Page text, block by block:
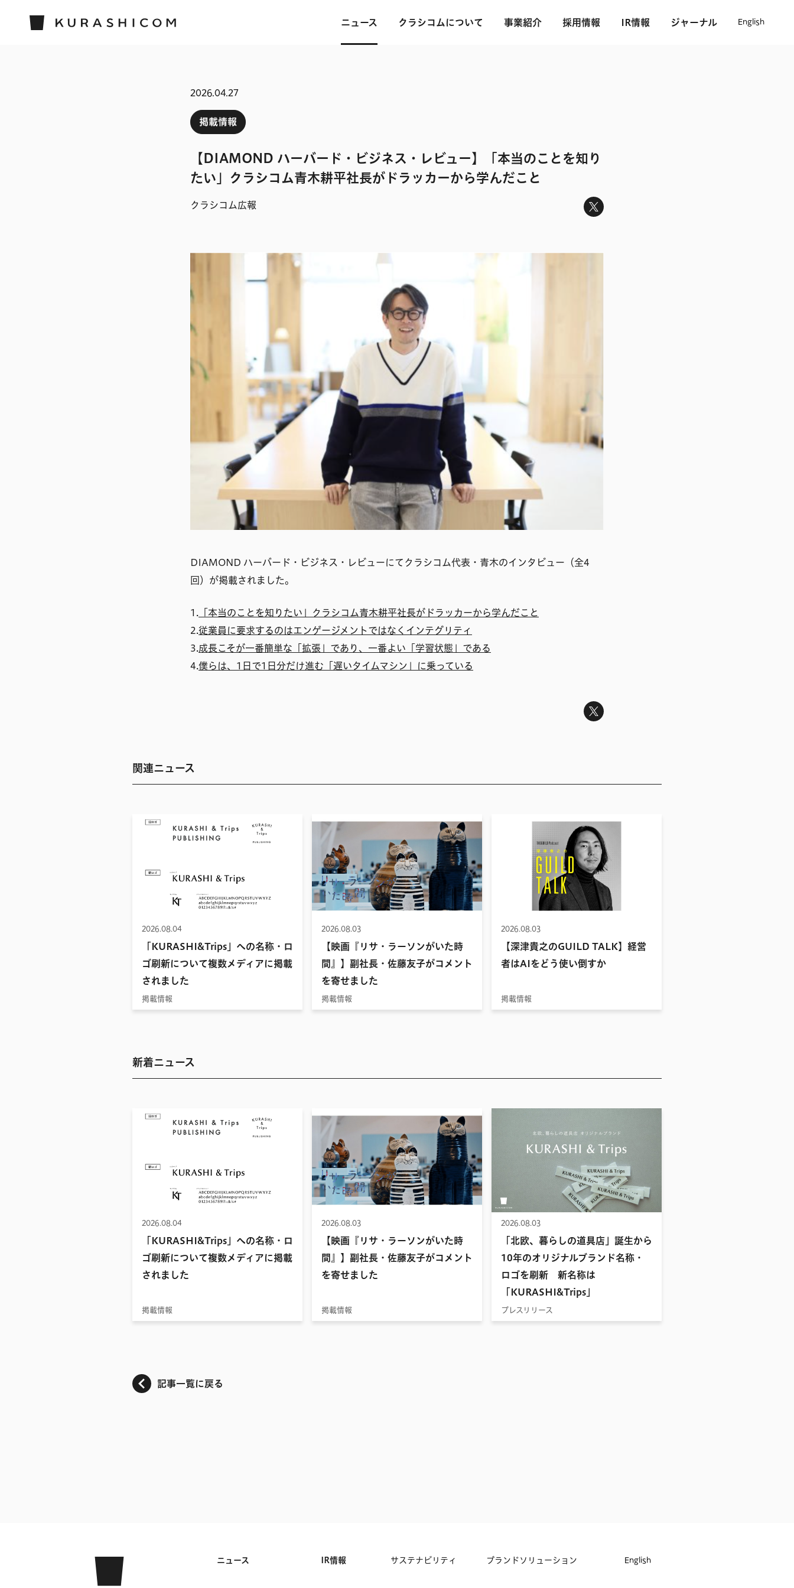
ニュース クラシコムについて 事業紹介 採用情報 IR情報 ジャーナル English
2026.04.27
掲載情報
【DIAMOND ハーバード・ビジネス・レビュー】「本当のことを知り
たい」クラシコム青木耕平社長がドラッカーから学んだこと
クラシコム広報
DIAMOND ハーバード・ビジネス・レビューにてクラシコム代表・青木のインタビュー（全4
回）が掲載されました。
1.
「本当のことを知りたい」クラシコム青木耕平社長がドラッカーから学んだこと
2. 従業員に要求するのはエンゲージメントではなくインテグリティ
3. 成長こそが一番簡単な「拡張」であり、一番よい「学習状態」である
4. 僕らは、1日で1日分だけ進む「遅いタイムマシン」に乗っている
関連ニュース
2026.08.04
「KURASHI&Trips」への名称・ロ
ゴ刷新について複数メディアに掲載
されました
掲載情報
2026.08.03
【映画『リサ・ラーソンがいた時
間』】副社長・佐藤友子がコメント
を寄せました
掲載情報
2026.08.03
【深津貴之のGUILD TALK】経営
者はAIをどう使い倒すか
掲載情報
新着ニュース
2026.08.04
「KURASHI&Trips」への名称・ロ
ゴ刷新について複数メディアに掲載
されました
掲載情報
2026.08.03
【映画『リサ・ラーソンがいた時
間』】副社長・佐藤友子がコメント
を寄せました
掲載情報
2026.08.03
「北欧、暮らしの道具店」誕生から
10年のオリジナルブランド名称・
ロゴを刷新 新名称は
「KURASHI&Trips」
プレスリリース
記事一覧に戻る
ニュース IR情報 サステナビリティ ブランドソリューション English